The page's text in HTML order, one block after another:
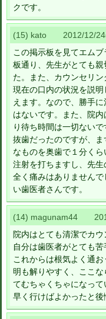
クです。
(15) kato 2012/12/
この掲示板を見てエム
板通り、先生がとても
た。また、カウンセリン
現在の口内の状況を説
えます。なので、勝手
はないです。また、院
り待ち時間は一切ない
抜歯だったのですが、
なものを奥歯で１分く
注射を打ちますし、先
全く痛みはありません
い歯医者さんです。
(14) magunam44
院内はとても清潔でカウ
自分は歯医者がとても
これからは根気よく通
明も解りやすく、ここ
てむちゃくちゃになっ
早く行けばよかったと後